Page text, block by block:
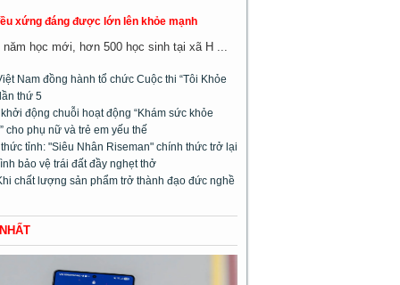
xứng đáng được lớn lên khỏe mạnh
học mới, hơn 500 học sinh tại xã H ...
Nam đồng hành tổ chức Cuộc thi “Tôi Khỏe
thứ 5
động chuỗi hoạt động “Khám sức khỏe
cho phụ nữ và trẻ em yếu thế
tỉnh: "Siêu Nhân Riseman" chính thức trở lại
bảo vệ trái đất đầy nghẹt thở
chất lượng sản phẩm trở thành đạo đức nghề